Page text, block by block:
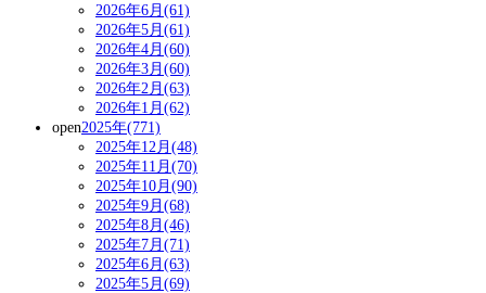
2026年6月(61)
2026年5月(61)
2026年4月(60)
2026年3月(60)
2026年2月(63)
2026年1月(62)
open2025年(771)
2025年12月(48)
2025年11月(70)
2025年10月(90)
2025年9月(68)
2025年8月(46)
2025年7月(71)
2025年6月(63)
2025年5月(69)